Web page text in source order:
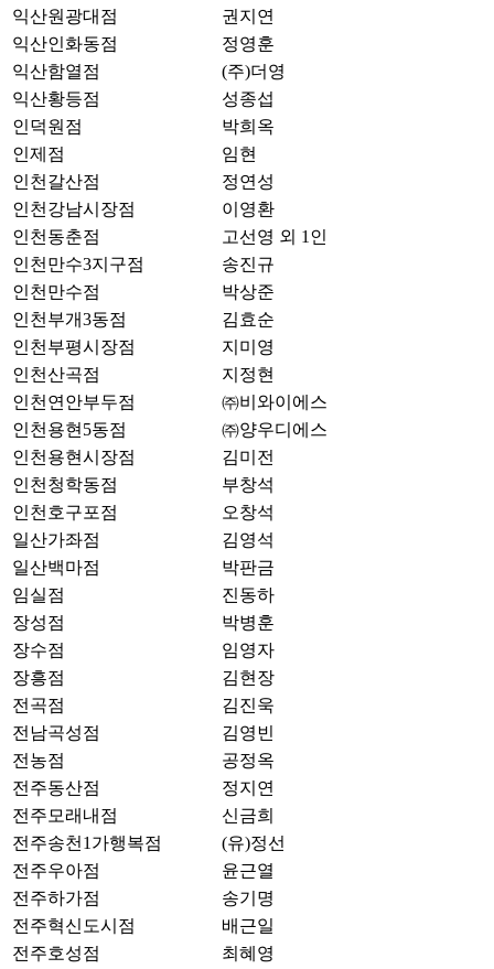
익산원광대점
권지연
익산인화동점
정영훈
익산함열점
(주)더영
익산황등점
성종섭
인덕원점
박희옥
인제점
임현
인천갈산점
정연성
인천강남시장점
이영환
인천동춘점
고선영 외 1인
인천만수3지구점
송진규
인천만수점
박상준
인천부개3동점
김효순
인천부평시장점
지미영
인천산곡점
지정현
인천연안부두점
㈜비와이에스
인천용현5동점
㈜양우디에스
인천용현시장점
김미전
인천청학동점
부창석
인천호구포점
오창석
일산가좌점
김영석
일산백마점
박판금
임실점
진동하
장성점
박병훈
장수점
임영자
장흥점
김현장
전곡점
김진욱
전남곡성점
김영빈
전농점
공정옥
전주동산점
정지연
전주모래내점
신금희
전주송천1가행복점
(유)정선
전주우아점
윤근열
전주하가점
송기명
전주혁신도시점
배근일
전주호성점
최혜영